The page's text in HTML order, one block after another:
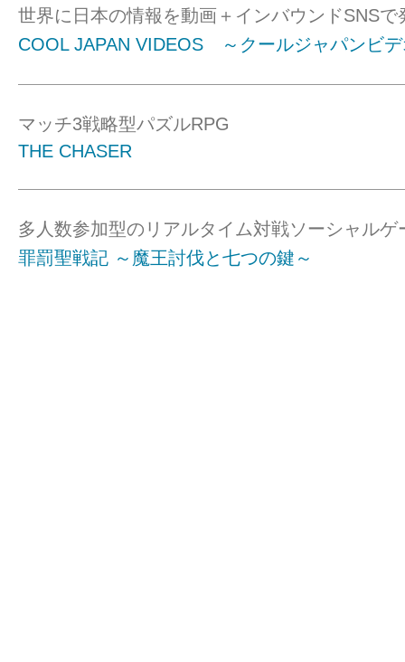
世界に日本の情報を動画＋インバウンドSNSで
COOL JAPAN VIDEOS ～クールジャパンビ
マッチ3戦略型パズルRPG
THE CHASER
多人数参加型のリアルタイム対戦ソーシャルゲ
罪罰聖戦記 ～魔王討伐と七つの鍵～